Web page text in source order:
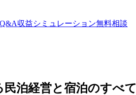
Q&A収益シミュレーション無料相談
泊経営と宿泊のすべて